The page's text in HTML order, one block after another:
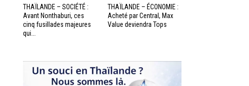
THAÏLANDE – SOCIÉTÉ :
Avant Nonthaburi, ces
cinq fusillades majeures
qui...
THAÏLANDE – ÉCONOMIE :
Acheté par Central, Max
Value deviendra Tops